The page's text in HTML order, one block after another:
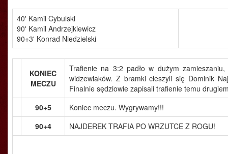
40' Kamil Cybulski
90' Kamil Andrzejkiewicz
90+3' Konrad Niedzielski
KONIEC
MECZU
Trafienie na 3:2 padło w dużym
widzewiaków. Z bramki cieszyli się Dominik
Finalnie sędziowie zapisali trafienie temu
90+5
Koniec meczu. Wygrywamy!!!
90+4
NAJDEREK TRAFIA PO WRZUTCE Z ROGU!